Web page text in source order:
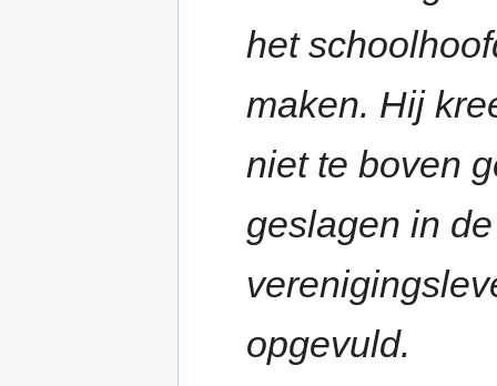
het
maken. Hij
niet te boven
geslagen in
opgevuld.